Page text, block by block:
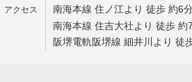
南海本線 住ノ江より 徒歩 約6
南海本線 住吉大社より 徒歩 約
阪堺電軌阪堺線 細井川より 徒